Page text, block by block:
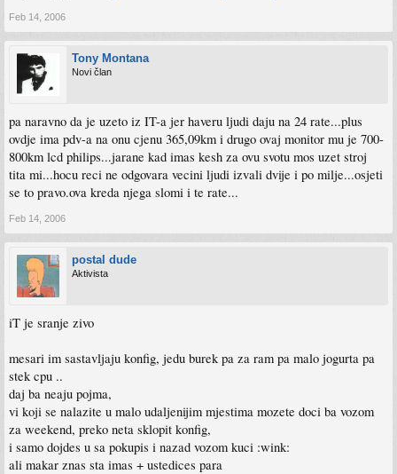
Feb 14, 2006
Tony Montana
Novi član
pa naravno da je uzeto iz IT-a jer haveru ljudi daju na 24 rate...plus
ovdje ima pdv-a na onu cjenu 365,09km i drugo ovaj monitor mu je 700-
800km lcd philips...jarane kad imas kesh za ovu svotu mos uzet stroj
tita mi...hocu reci ne odgovara vecini ljudi izvali dvije i po milje...osjeti
se to pravo.ova kreda njega slomi i te rate...
Feb 14, 2006
postal dude
Aktivista
iT je sranje zivo
mesari im sastavljaju konfig, jedu burek pa za ram pa malo jogurta pa
stek cpu ..
daj ba neaju pojma,
vi koji se nalazite u malo udaljenijim mjestima mozete doci ba vozom
za weekend, preko neta sklopit konfig,
i samo dojdes u sa pokupis i nazad vozom kuci :wink:
ali makar znas sta imas + ustedices para